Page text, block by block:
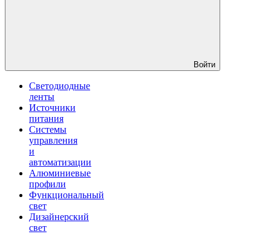
Войти
Светодиодные
ленты
Источники
питания
Системы
управления
и
автоматизации
Алюминиевые
профили
Функциональный
свет
Дизайнерский
свет